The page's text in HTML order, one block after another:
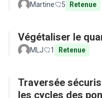
Martine 5 Retenue
Végétaliser le
MLJ 1 Retenue
Traversée
les cycles des